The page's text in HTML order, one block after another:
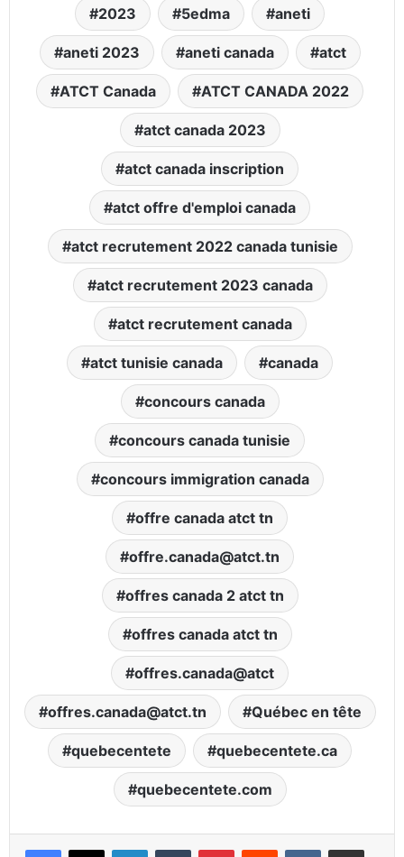
2023 5edma aneti
aneti 2023 aneti canada atct
ATCT Canada ATCT CANADA 2022
atct canada 2023
atct canada inscription
atct offre d'emploi canada
atct recrutement 2022 canada tunisie
atct recrutement 2023 canada
atct recrutement canada
atct tunisie canada canada
concours canada
concours canada tunisie
concours immigration canada
offre canada atct tn
offre.canada@atct.tn
offres canada 2 atct tn
offres canada atct tn
offres.canada@atct
offres.canada@atct.tn Québec en tête
quebecentete quebecentete.ca
quebecentete.com
LinkedinTumblr PinterestReddit VKontaktePartager par email